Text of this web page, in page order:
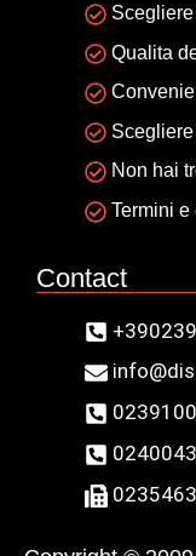
Qualita
Non hai
Termini
Contact